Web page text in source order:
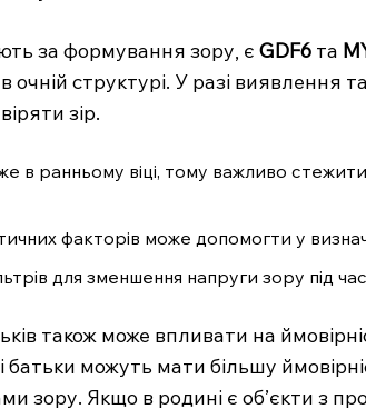
NOW
за формування зору, є GDF6 та
структурі. У разі виявлення
зір.
в ранньому віці, тому важливо
факторів може допомогти у
для зменшення напруги зору під
також може впливати на
батьки можуть мати більшу
зору. Якщо в родині є об’єкти з